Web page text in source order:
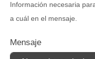
Información necesaria
a cuál en el mensaje.
Mensaje